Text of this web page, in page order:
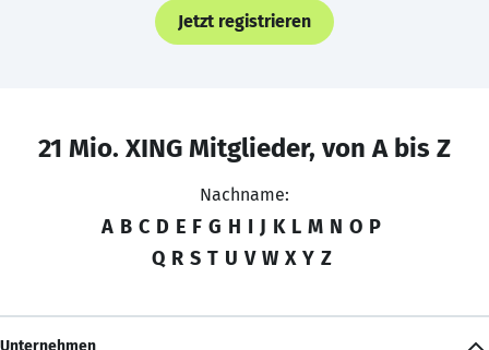
Jetzt registrieren
21 Mio. XING Mitglieder, von A bis Z
Nachname:
A B C D E F G H I J K L M N O P
Q R S T U V W X Y Z
Unternehmen